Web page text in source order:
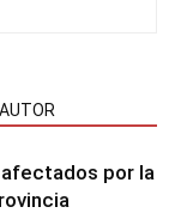
por la